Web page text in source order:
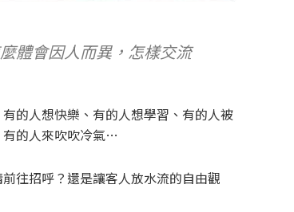
體會因人而異，怎樣交流
的人想快樂、有的人想學習、有的人被
有的人來吹吹冷氣…
往招呼？還是讓客人放水流的自由觀